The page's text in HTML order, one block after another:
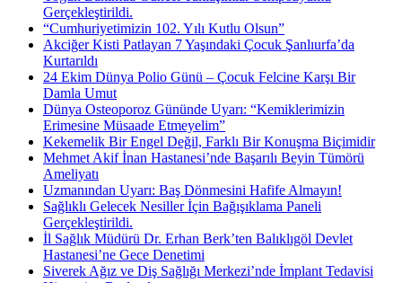
Gerçekleştirildi.
“Cumhuriyetimizin 102. Yılı Kutlu Olsun”
Akciğer Kisti Patlayan 7 Yaşındaki Çocuk Şanlıurfa’da
Kurtarıldı
24 Ekim Dünya Polio Günü – Çocuk Felcine Karşı Bir
Damla Umut
Dünya Osteoporoz Gününde Uyarı: “Kemiklerimizin
Erimesine Müsaade Etmeyelim”
Kekemelik Bir Engel Değil, Farklı Bir Konuşma Biçimidir
Mehmet Akif İnan Hastanesi’nde Başarılı Beyin Tümörü
Ameliyatı
Uzmanından Uyarı: Baş Dönmesini Hafife Almayın!
Sağlıklı Gelecek Nesiller İçin Bağışıklama Paneli
Gerçekleştirildi.
İl Sağlık Müdürü Dr. Erhan Berk’ten Balıklıgöl Devlet
Hastanesi’ne Gece Denetimi
Siverek Ağız ve Diş Sağlığı Merkezi’nde İmplant Tedavisi